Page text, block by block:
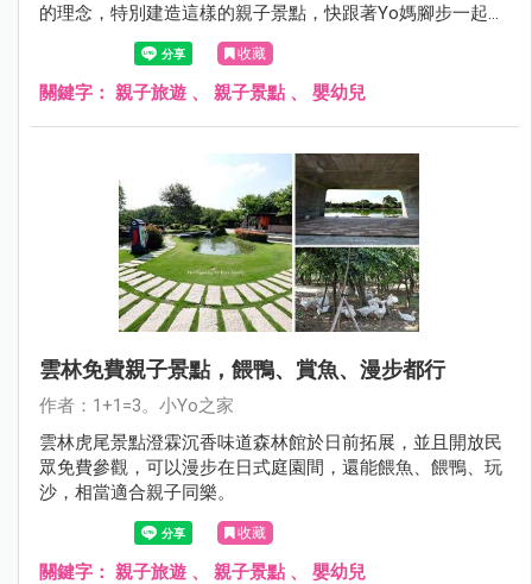
的理念，特別建造這樣的親子景點，快跟著Yo媽腳步一起來
收藏
關鍵字： 親子旅遊 、 親子景點 、 嬰幼兒
雲林免費親子景點，餵鴨、賞魚、漫步都行
作者：1+1=3。小Yo之家
雲林虎尾景點澄霖沉香味道森林館於日前拓展，並且開放民
眾免費參觀，可以漫步在日式庭園間，還能餵魚、餵鴨、玩
沙，相當適合親子同樂。
收藏
關鍵字： 親子旅遊 、 親子景點 、 嬰幼兒